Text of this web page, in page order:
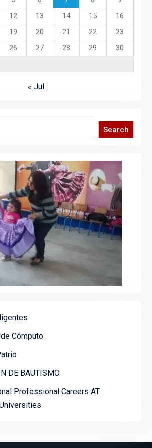
12 13 14 15
16
19 20 21 22
23
26 27 28 29
30
« Jul
Search
Cómputo
DE BAUTISMO
Professional Careers AT